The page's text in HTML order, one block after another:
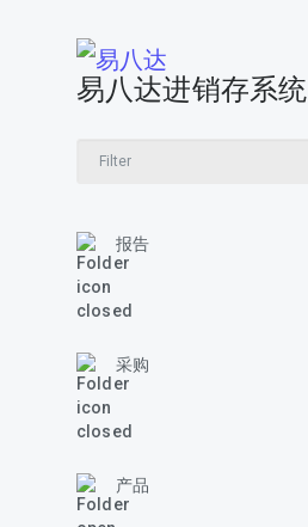
易八达进销存系统
报告
采购
产品